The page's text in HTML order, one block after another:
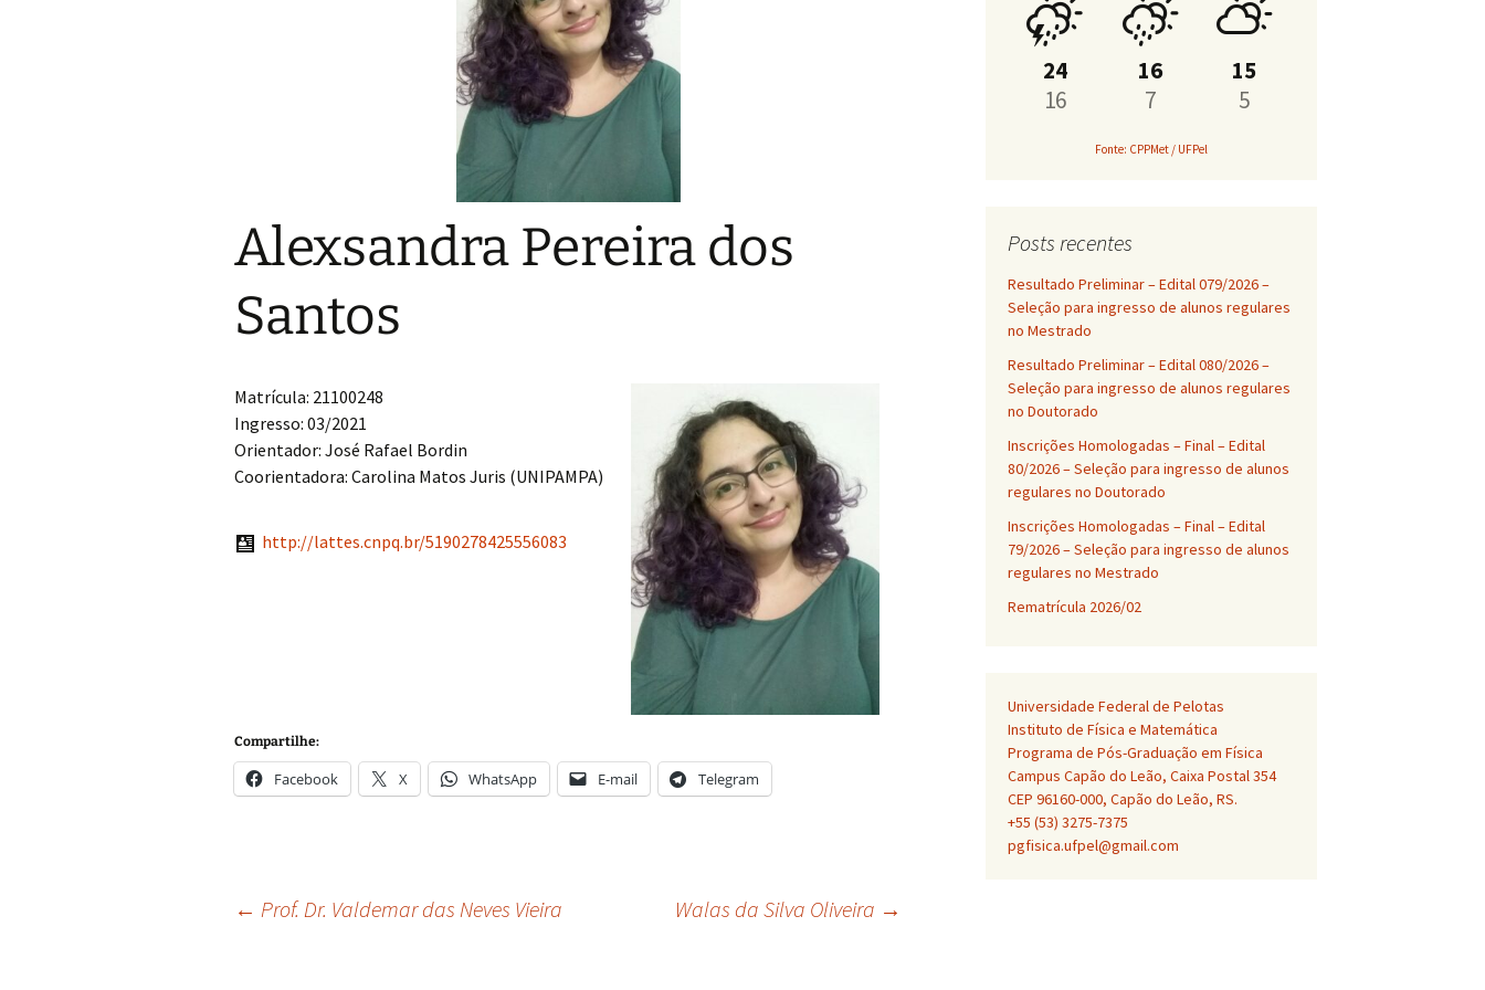
PROAP
Supercondutividade e
MagnetismoAlexsandra Pereira dos
Santos
Matrícula: 21100248
Ingresso: 03/2021
Orientador: José Rafael Bordin
Coorientadora: Carolina Matos Juris (UNIPAMPA)
http://lattes.cnpq.br/5190278425556083
Compartilhe:
Facebook X WhatsApp E-mail Telegram
Navegação
← Prof. Dr. Valdemar das Neves Vieira Walas da Silva Oliveira →
24
16
16
7
15
5
Fonte: CPPMet / UFPel
Posts recentes
Resultado Preliminar – Edital 079/2026 –
Seleção para ingresso de alunos regulares
no Mestrado
Resultado Preliminar – Edital 080/2026 –
Seleção para ingresso de alunos regulares
no Doutorado
Inscrições Homologadas – Final – Edital
80/2026 – Seleção para ingresso de alunos
regulares no Doutorado
Inscrições Homologadas – Final – Edital
79/2026 – Seleção para ingresso de alunos
regulares no Mestrado
Rematrícula 2026/02
Universidade Federal de Pelotas
Instituto de Física e Matemática
Programa de Pós-Graduação em Física
Campus Capão do Leão, Caixa Postal 354
CEP 96160-000, Capão do Leão, RS.
+55 (53) 3275-7375
pgfisica.ufpel@gmail.com